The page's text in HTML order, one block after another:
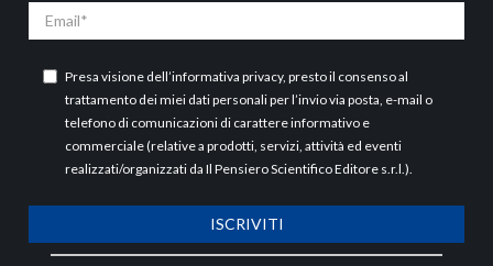
Email
Presa visione dell’informativa privacy, presto il consenso al
trattamento dei miei dati personali per l’invio via posta, e-mail o
telefono di comunicazioni di carattere informativo e
commerciale (relative a prodotti, servizi, attività ed eventi
realizzati/organizzati da Il Pensiero Scientifico Editore s.r.l.).
ISCRIVITI